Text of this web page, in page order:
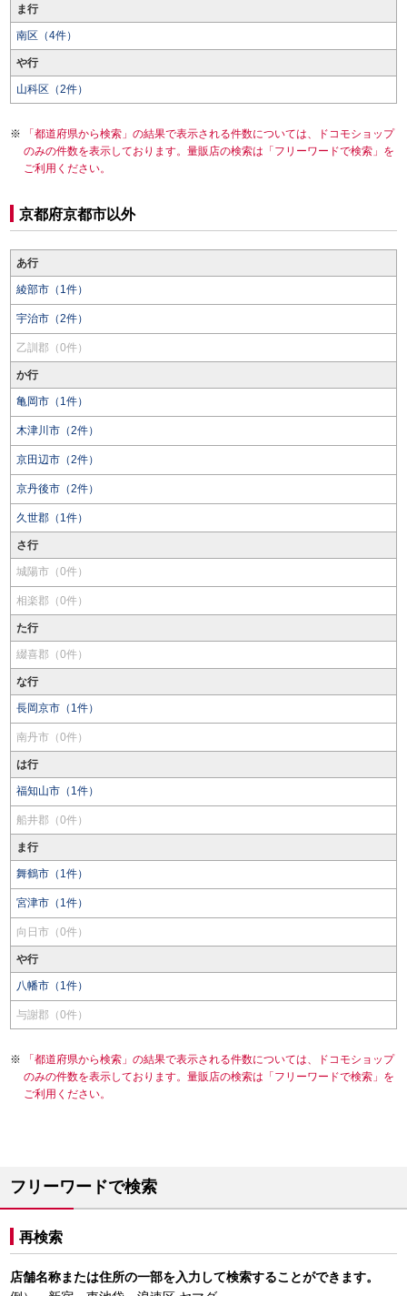
ま行
南区（4件）
や行
山科区（2件）
「都道府県から検索」の結果で表示される件数については、ドコモショップ
のみの件数を表示しております。量販店の検索は「フリーワードで検索」を
ご利用ください。
京都府京都市以外
あ行
綾部市（1件）
宇治市（2件）
乙訓郡（0件）
か行
亀岡市（1件）
木津川市（2件）
京田辺市（2件）
京丹後市（2件）
久世郡（1件）
さ行
城陽市（0件）
相楽郡（0件）
た行
綴喜郡（0件）
な行
長岡京市（1件）
南丹市（0件）
は行
福知山市（1件）
船井郡（0件）
ま行
舞鶴市（1件）
宮津市（1件）
向日市（0件）
や行
八幡市（1件）
与謝郡（0件）
「都道府県から検索」の結果で表示される件数については、ドコモショップ
のみの件数を表示しております。量販店の検索は「フリーワードで検索」を
ご利用ください。
フリーワードで検索
再検索
店舗名称または住所の一部を入力して検索することができます。